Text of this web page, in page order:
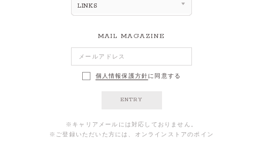
LINKS
MAIL MAGAZINE
個人情報保護方針に同意する
ENTRY
※キャリアメールには対応しておりません。
※ご登録いただいた方には、オンラインストアのポイン